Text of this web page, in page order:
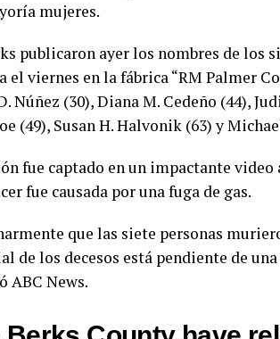
mujeres.
publicaron ayer los nombres de los
viernes en la fábrica “RM Palmer
Núñez (30), Diana M. Cedeño (44),
(49), Susan H. Halvonik (63) y
fue captado en un impactante
fue causada por una fuga de gas.
que las siete personas
de los decesos está pendiente de
ABC News.